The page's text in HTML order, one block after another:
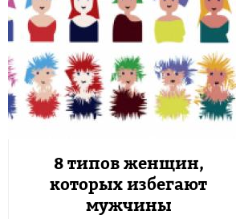
8 типов женщин,
которых избегают
мужчины